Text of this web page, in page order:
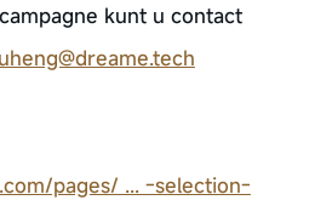
kunt u contact
pages/ ... -selection-